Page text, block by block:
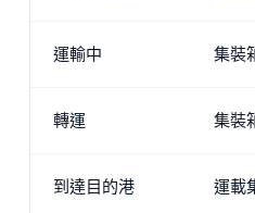
運輸中 集裝
轉運 集裝
到達目的港 運載